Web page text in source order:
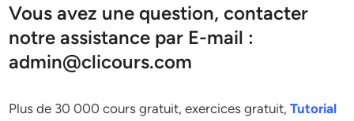
Vous avez une question, contacter
notre assistance par E-mail :
admin@clicours.com
Plus de 30 000 cours gratuit, exercices gratuit,Tutorial